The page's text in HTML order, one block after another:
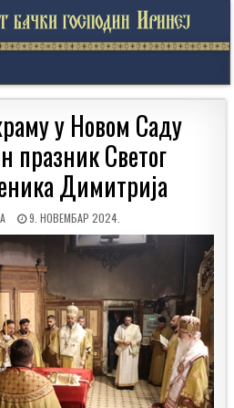
у Новом Саду
празник Светог
Димитрија
PUBLISHED
DATE:
9. НОВЕМБАР 2024.